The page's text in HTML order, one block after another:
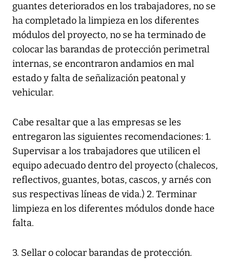
guantes deteriorados en los trabajadores, no se
ha completado la limpieza en los diferentes
módulos del proyecto, no se ha terminado de
colocar las barandas de protección perimetral
internas, se encontraron andamios en mal
estado y falta de señalización peatonal y
vehicular.
Cabe resaltar que a las empresas se les
entregaron las siguientes recomendaciones: 1.
Supervisar a los trabajadores que utilicen el
equipo adecuado dentro del proyecto (chalecos,
reflectivos, guantes, botas, cascos, y arnés con
sus respectivas líneas de vida.) 2. Terminar
limpieza en los diferentes módulos donde hace
falta.
3. Sellar o colocar barandas de protección.